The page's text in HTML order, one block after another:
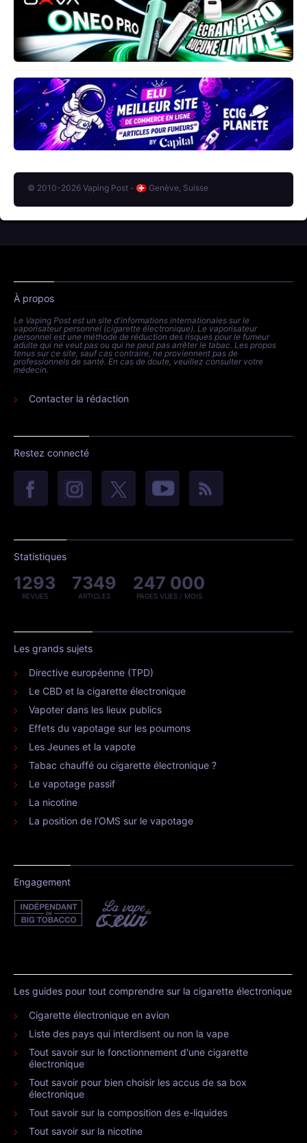
© 2010-2026 Vaping Post - Genève, Suisse
À propos
Le Vaping Post est un site d'informations internationales sur le
vaporisateur personnel (cigarette électronique). Le vaporisateur
personnel est une méthode de réduction des risques pour le fumeur
adulte qui ne veut pas ou qui ne peut pas arrêter le tabac. Les propos
tenus sur ce site, sauf cas contraire, ne proviennent pas de
professionnels de santé. En cas de doute, veuillez consulter votre
médecin.
Contacter la rédaction
Restez connecté
Statistiques
1293
REVUES
7349
ARTICLES
247 000
PAGES VUES / MOIS
Les grands sujets
Directive européenne (TPD)
Le CBD et la cigarette électronique
Vapoter dans les lieux publics
Effets du vapotage sur les poumons
Les Jeunes et la vapote
Tabac chauffé ou cigarette électronique ?
Le vapotage passif
La nicotine
La position de l’OMS sur le vapotage
Engagement
Les guides pour tout comprendre sur la cigarette électronique
Cigarette électronique en avion
Liste des pays qui interdisent ou non la vape
Tout savoir sur le fonctionnement d'une cigarette
électronique
Tout savoir pour bien choisir les accus de sa box
électronique
Tout savoir sur la composition des e-liquides
Tout savoir sur la nicotine